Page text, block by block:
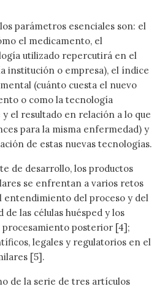
parámetros esenciales son: el
el medicamento, el
utilizado repercutirá en el
institución o empresa), el índice
(cuánto cuesta el nuevo
o como la tecnología
el resultado en relación a lo que
para la misma enfermedad) y
de estas nuevas tecnologías.
de desarrollo, los productos
se enfrentan a varios retos
entendimiento del proceso y del
las células huésped y los
procesamiento posterior [4];
legales y regulatorios en el
[5].
de la serie de tres artículos